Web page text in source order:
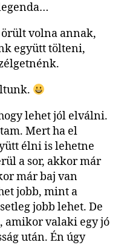
örült volna annak,
együtt tölteni,
lehet jól elválni.
Mert ha el
élni is lehetne
a sor, akkor már
már baj van
jobb, mint a
jobb lehet. De
amikor valaki egy jó
után. Én úgy